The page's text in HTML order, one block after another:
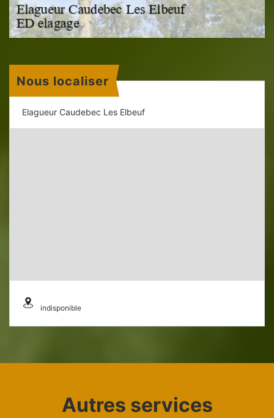
Nous localiser
Elagueur Caudebec Les Elbeuf
indisponible
Autres services